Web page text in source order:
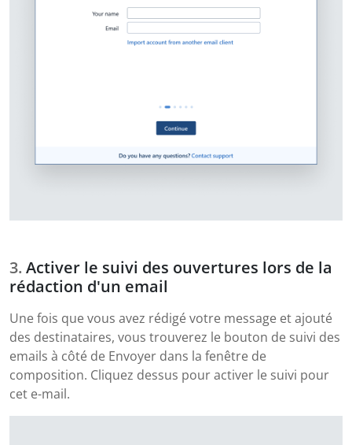
Activer le suivi des ouvertures lors de la
rédaction d'un email
Une fois que vous avez rédigé votre message et ajouté
des destinataires, vous trouverez le bouton de suivi des
emails à côté de Envoyer dans la fenêtre de
composition. Cliquez dessus pour activer le suivi pour
cet e-mail.